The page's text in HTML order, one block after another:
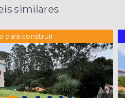
similares
para construir